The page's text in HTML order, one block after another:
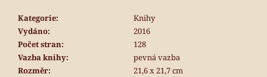
Kategorie:
Knihy
Vydáno:
2016
Počet stran:
128
Vazba knihy:
pevná vazba
Rozměr: 21,6 x 21,7 cm